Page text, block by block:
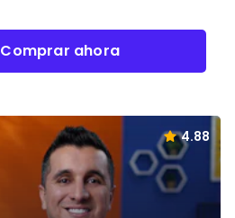
Comprar ahora
4.88